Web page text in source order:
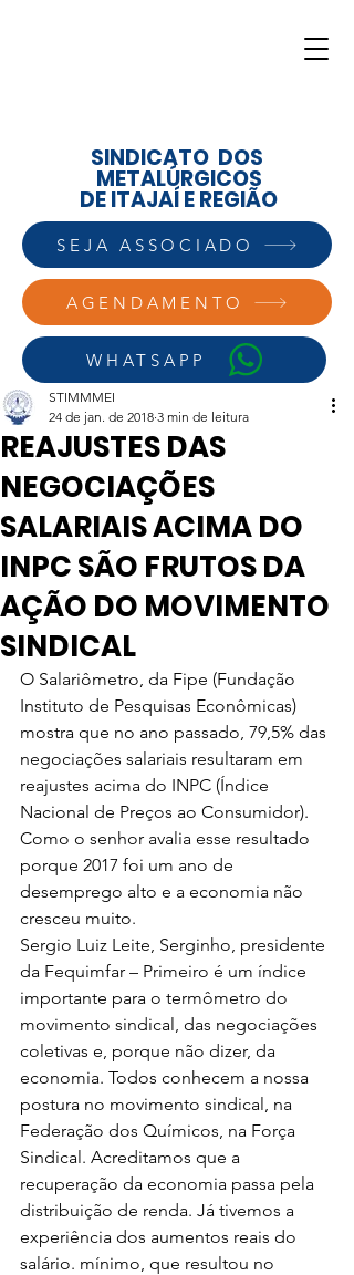
AGENDAMENTO
WHATSAPP
SINDICATO DOS
METALÚRGICOS
DE ITAJAÍ E REGIÃO
SEJA ASSOCIADO
REAJUSTES DAS
NEGOCIAÇÕES
SALARIAIS ACIMA DO
INPC SÃO FRUTOS DA
AÇÃO DO MOVIMENTO
SINDICAL
STIMMMEI
24 de jan. de 2018 3 min de leitura
O Salariômetro, da Fipe (Fundação
Instituto de Pesquisas Econômicas)
mostra que no ano passado, 79,5% das
negociações salariais resultaram em
reajustes acima do INPC (Índice
Nacional de Preços ao Consumidor).
Como o senhor avalia esse resultado
porque 2017 foi um ano de
desemprego alto e a economia não
cresceu muito.
Sergio Luiz Leite, Serginho, presidente
da Fequimfar – Primeiro é um índice
importante para o termômetro do
movimento sindical, das negociações
coletivas e, porque não dizer, da
economia. Todos conhecem a nossa
postura no movimento sindical, na
Federação dos Químicos, na Força
Sindical. Acreditamos que a
recuperação da economia passa pela
distribuição de renda. Já tivemos a
experiência dos aumentos reais do
salário. mínimo, que resultou no